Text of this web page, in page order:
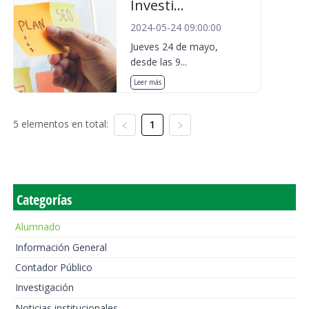
Investi...
2024-05-24 09:00:00
Jueves 24 de mayo,
desde las 9...
Leer más
5 elementos en total: 1
Categorías
Alumnado
Información General
Contador Público
Investigación